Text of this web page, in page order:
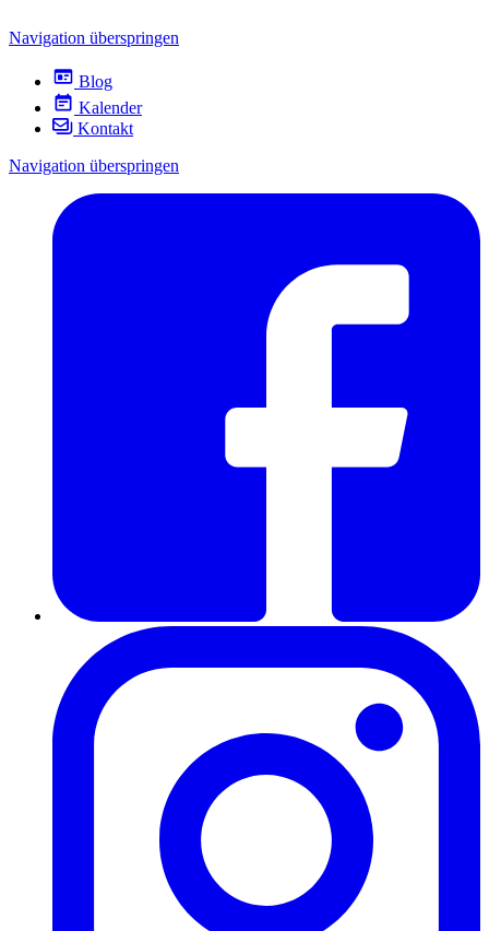
Navigation überspringen
Blog
Kalender
Kontakt
Navigation überspringen